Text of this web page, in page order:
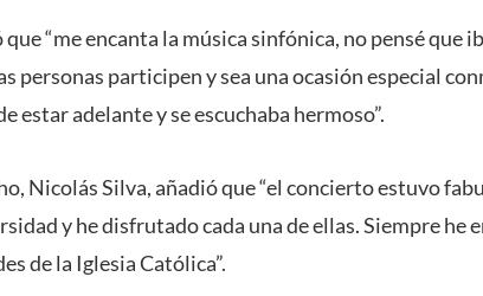
“me encanta la música sinfónica, no pensé que
personas participen y sea una ocasión especial
estar adelante y se escuchaba hermoso”.
Nicolás Silva, añadió que “el concierto estuvo
y he disfrutado cada una de ellas. Siempre he
de la Iglesia Católica”.